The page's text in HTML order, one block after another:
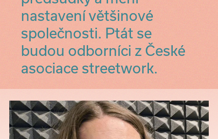
nastavení většinové
společnosti. Ptát se
budou odborníci z České
asociace streetwork.